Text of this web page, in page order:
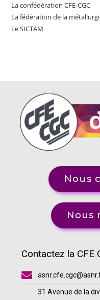
La confédération CFE-CGC
La fédération de la
Le SICTAM
Nous
Nous
Contactez la CFE
31 Avenue de la